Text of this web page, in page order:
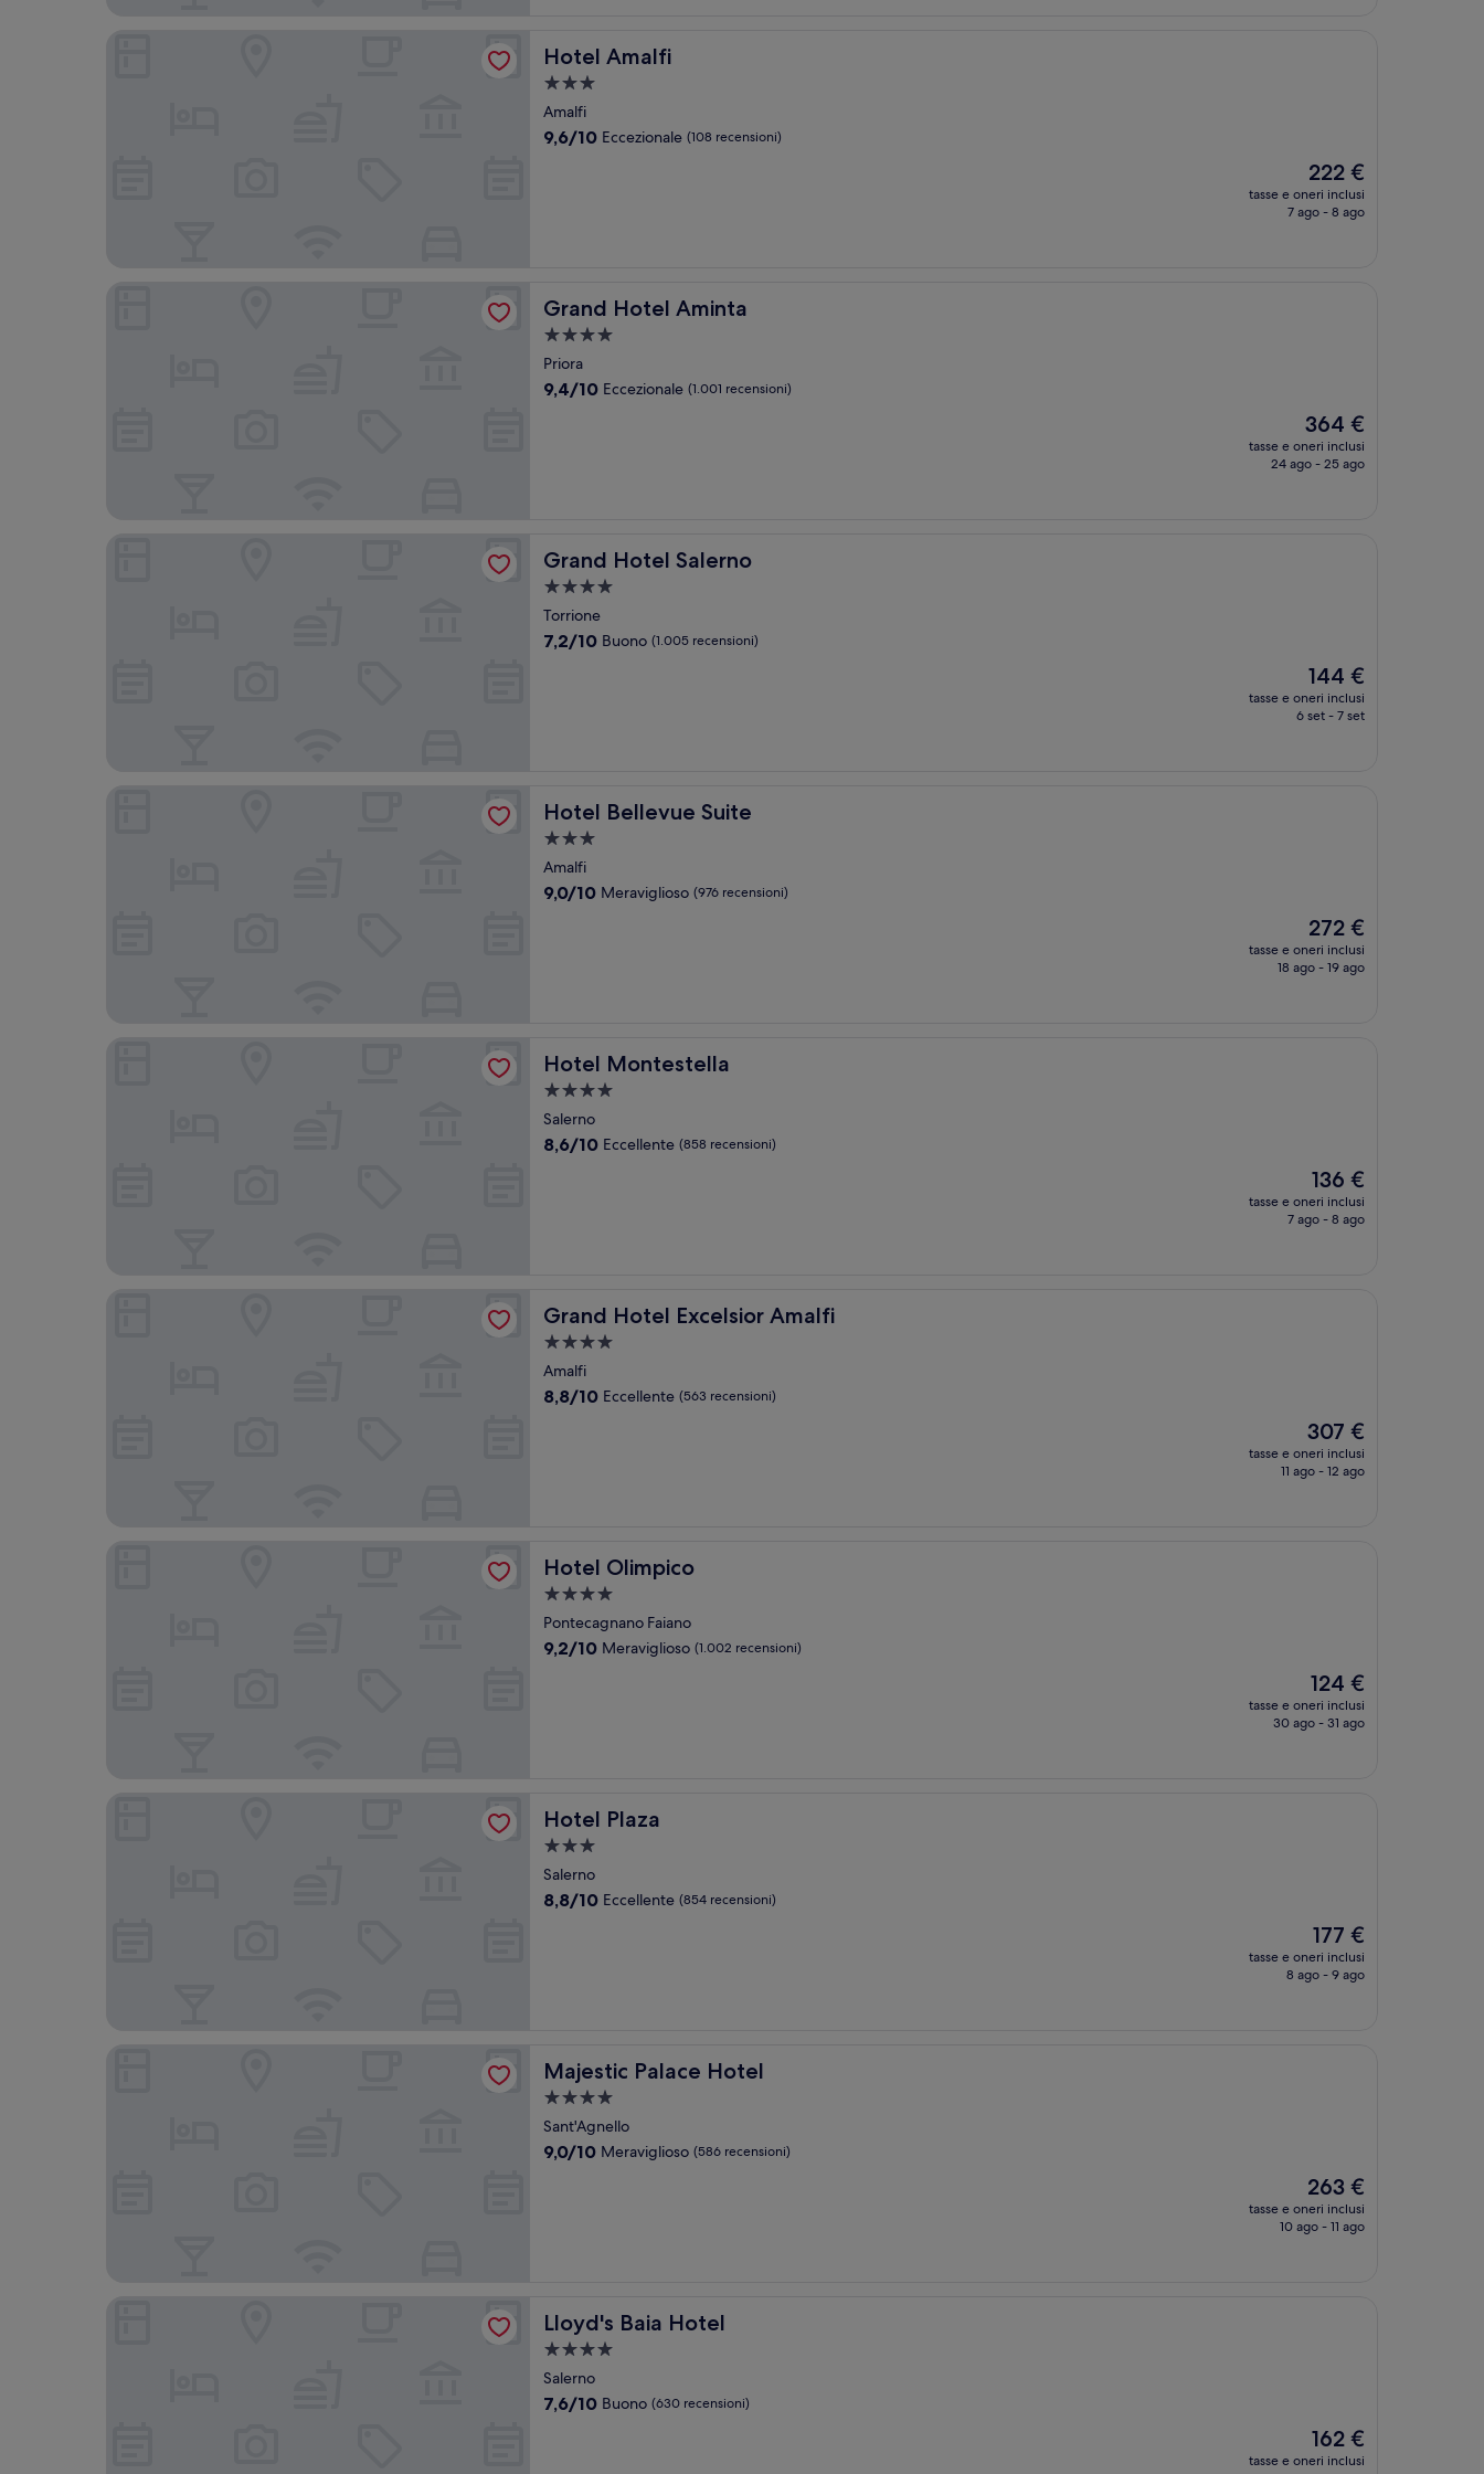
Hotel Amalfi
Hotel Amalfi
Struttura
a
3.0
Amalfi
9.6
9,6/10 Eccezionale (108 recensioni)
Il
prezzo
attuale
222 €
tasse e oneri inclusi
7 ago - 8 ago
Grand Hotel Aminta
Grand Hotel Aminta
Struttura
a
4.0
Priora
9.4
9,4/10 Eccezionale (1.001 recensioni)
Il
prezzo
attuale
364 €
tasse e oneri inclusi
24 ago - 25 ago
Grand Hotel Salerno
Grand Hotel Salerno
Struttura
a
4.0
Torrione
7.2
7,2/10 Buono (1.005 recensioni)
Il
prezzo
attuale
144 €
tasse e oneri inclusi
6 set - 7 set
Hotel Bellevue Suite
Hotel Bellevue Suite
Struttura
a
3.0
Amalfi
9.0
9,0/10 Meraviglioso (976 recensioni)
Il
prezzo
attuale
272 €
tasse e oneri inclusi
18 ago - 19 ago
Hotel Montestella
Hotel Montestella
Struttura
a
4.0
Salerno
8.6
8,6/10 Eccellente (858 recensioni)
Il
prezzo
attuale
136 €
tasse e oneri inclusi
7 ago - 8 ago
Grand Hotel Excelsior Amalfi
Grand Hotel Excelsior Amalfi
Struttura
a
4.0
Amalfi
8.8
8,8/10 Eccellente (563 recensioni)
Il
prezzo
attuale
307 €
tasse e oneri inclusi
11 ago - 12 ago
Hotel Olimpico
Hotel Olimpico
Struttura
a
4.0
Pontecagnano Faiano
9.2
9,2/10 Meraviglioso (1.002 recensioni)
Il
prezzo
attuale
124 €
tasse e oneri inclusi
30 ago - 31 ago
Hotel Plaza
Hotel Plaza
Struttura
a
3.0
Salerno
8.8
8,8/10 Eccellente (854 recensioni)
Il
prezzo
attuale
177 €
tasse e oneri inclusi
8 ago - 9 ago
Majestic Palace Hotel
Majestic Palace Hotel
Struttura
a
4.0
Sant'Agnello
9.0
9,0/10 Meraviglioso (586 recensioni)
Il
prezzo
attuale
263 €
tasse e oneri inclusi
10 ago - 11 ago
Lloyd's Baia Hotel
Lloyd's Baia Hotel
Struttura
a
4.0
Salerno
7.6
7,6/10 Buono (630 recensioni)
Il
prezzo
162 €
tasse e oneri inclusi